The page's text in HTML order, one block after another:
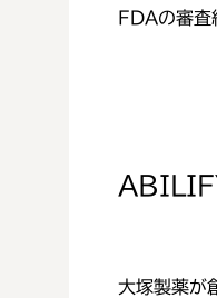
FDAの審
大塚製薬が